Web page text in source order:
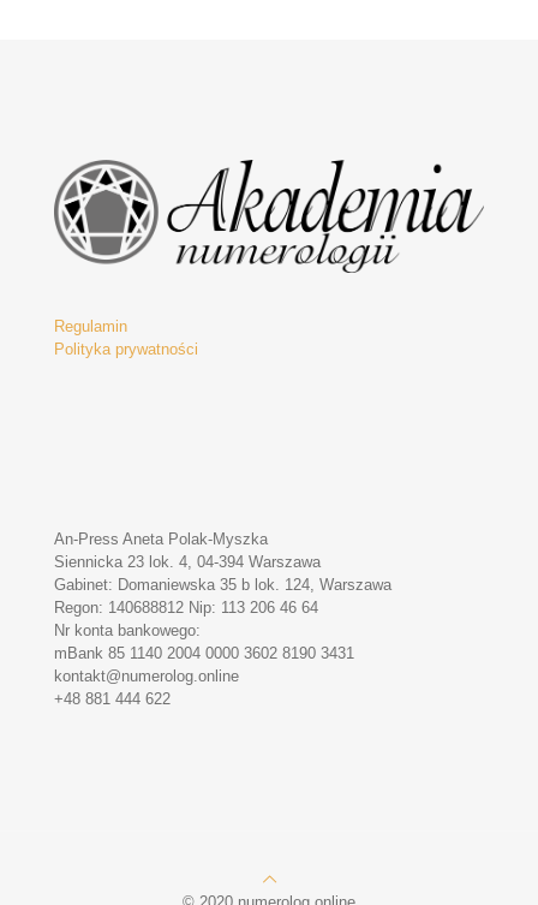
Regulamin
Polityka prywatności
An-Press Aneta Polak-Myszka
Siennicka 23 lok. 4, 04-394 Warszawa
Gabinet: Domaniewska 35 b lok. 124, Warszawa
Regon: 140688812 Nip: 113 206 46 64
Nr konta bankowego:
mBank 85 1140 2004 0000 3602 8190 3431
kontakt@numerolog.online
+48 881 444 622